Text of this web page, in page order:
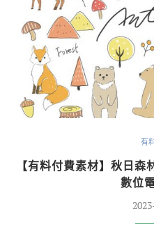
有
【有料付費素材】秋日
數位